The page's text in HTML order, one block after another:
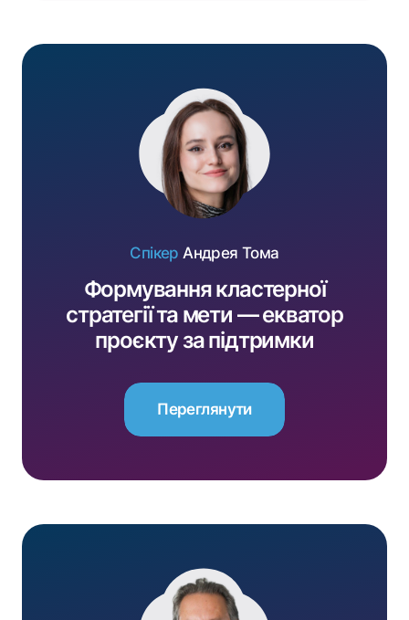
Спікер Андрея Тома
Формування кластерної
стратегії та мети — екватор
проєкту за підтримки
Переглянути